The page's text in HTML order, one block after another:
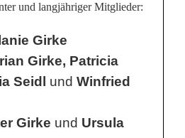
und langjähriger Mitglieder:
Girke
Girke, Patricia
Seidl
und Winfried
Girke und Ursula